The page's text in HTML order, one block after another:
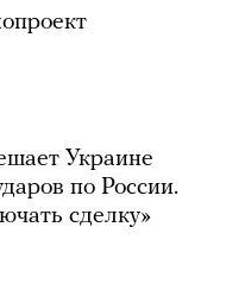
Украине
по России.
сделку»